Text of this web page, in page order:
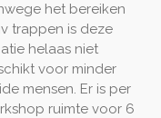
het bereiken
trappen is deze
helaas niet
voor minder
mensen. Er is per
ruimte voor 6